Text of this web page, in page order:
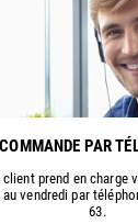
COMMANDE PAR
prend en charge
au vendredi par
63.